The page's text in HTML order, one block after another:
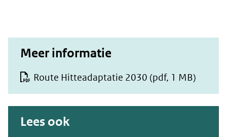
Meer informatie
Route Hitteadaptatie 2030 (pdf, 1 MB)
Lees ook